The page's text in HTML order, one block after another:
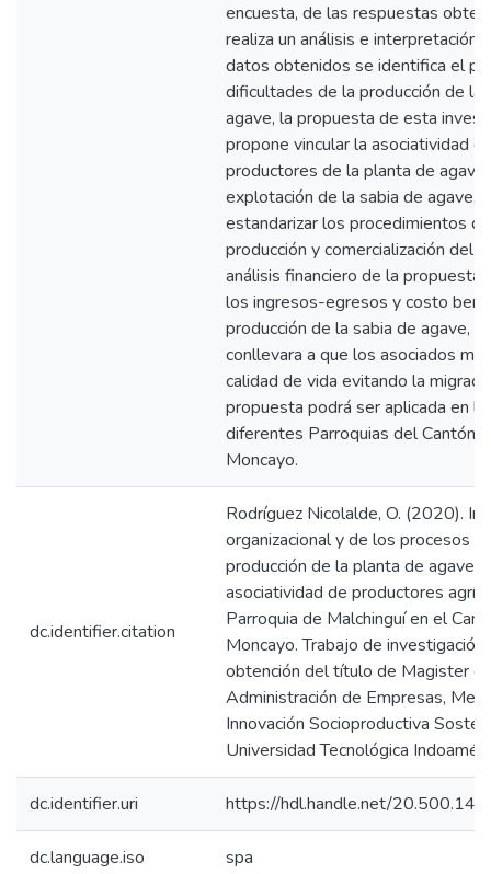
encuesta, de las respuestas
realiza un análisis e interpretación
datos obtenidos se identifica el
dificultades de la producción de la
agave, la propuesta de esta
propone vincular la asociatividad
productores de la planta de agave,
explotación de la sabia de agave,
estandarizar los procedimientos
producción y comercialización del
análisis financiero de la propuesta
los ingresos-egresos y costo
producción de la sabia de agave,
conllevara a que los asociados
calidad de vida evitando la
propuesta podrá ser aplicada en
diferentes Parroquias del Cantón
Moncayo.
dc.identifier.citation
Rodríguez Nicolalde, O. (2020).
organizacional y de los procesos
producción de la planta de agave
asociatividad de productores
Parroquia de Malchinguí en el
Moncayo. Trabajo de investigación
obtención del título de Magister en
Administración de Empresas,
Innovación Socioproductiva
Universidad Tecnológica
dc.identifier.uri https://hdl.handle.net/
dc.language.iso spa